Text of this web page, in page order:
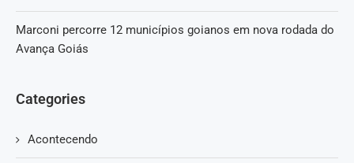
Marconi percorre 12 municípios goianos em nova rodada do
Avança Goiás
Categories
Acontecendo